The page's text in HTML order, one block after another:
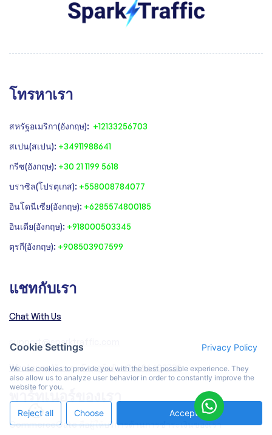
โทรหาเรา
สหรัฐอเมริกา(อังกฤษ): +12133256703
สเปน(สเปน): +34911988641
‍กรีซ(อังกฤษ): +30 21 1199 5618
‍บราซิล(โปรตุเกส): +558008784077‍
‍อินโดนีเซีย(อังกฤษ): +6285574800185
อินเดีย(อังกฤษ): +918000503345
ตุรกี(อังกฤษ): +908503907599
แชทกับเรา
Chat With Us
support@sparktraffic.com
Whatsapp(อังกฤษ, Español): +34696403722
พาร์ทเนอร์ของเรา
CommerceGate คือผู้ให้บริการด้านการชำระเงินของเรา
Cookie Settings Privacy Policy
We use cookies to provide you with the best possible experience. They
also allow us to analyze user behavior in order to constantly improve the
website for you.
Reject all Choose Accept All